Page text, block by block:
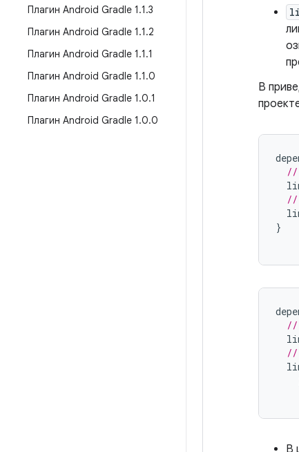
Плагин Android Gradle 1.1.3
Плагин Android Gradle 1.1.2
Плагин Android Gradle 1.1.1
Плагин Android Gradle 1.1.0
Плагин Android Gradle 1.0.1
Плагин Android Gradle 1.0.0
В
//
//
}
//
//
В